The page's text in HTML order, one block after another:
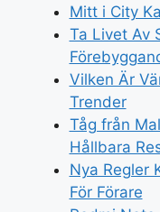
Mitt i City
Ta Livet Av
Vilken Är
Trender
Tåg från
Hållbara
Nya Regler
För Förare